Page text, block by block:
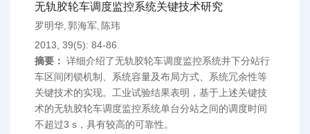
无轨胶轮车调度监控系统关键技术研究
罗明华, 郭海军, 陈玮
2013, 39(5): 84-86.
摘要： 详细介绍了无轨胶轮车调度监控系统井下分站行
车区间闭锁机制、系统容量及布局方式、系统冗余性等
关键技术的实现。工业试验结果表明，基于上述关键技
术的无轨胶轮车调度监控系统单台分站之间的调度时间
不超过3 s，具有较高的可靠性。